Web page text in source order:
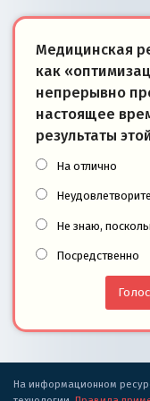
Медицинская
как
непрерывно
настоящее
результаты
На отлично
Не знаю,
Посредственно
На информационном